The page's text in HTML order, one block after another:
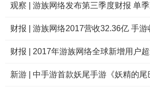
观察 | 游族网络发布第三季度财报 单季净利
财报 | 游族网络2017营收32.36亿 手
财报 | 2017年游族网络全球新增用户超过1亿，净利润达到
新游 | 中手游首款妖尾手游《妖精的尾巴-最强公会